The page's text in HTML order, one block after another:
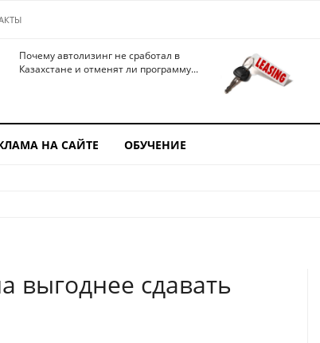
Почему автолизинг не сработал в
Казахстане и отменят ли программу...
НА САЙТЕ ОБУЧЕНИЕ
выгоднее сдавать